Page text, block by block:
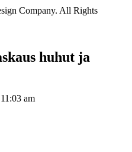
Company. All Rights
huhut ja
am